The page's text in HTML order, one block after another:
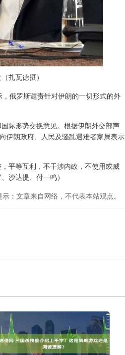
扎瓦德摄）
俄罗斯谴责针对伊朗的一切形式的外
际形势交换意见。根据伊朗外交部声
伊朗政府、人民及骚乱遇难者家属表示
平等互利，不干涉内政，不使用或威
、沙达提、付一鸣）
：文章来自网络，不代表本站观点。